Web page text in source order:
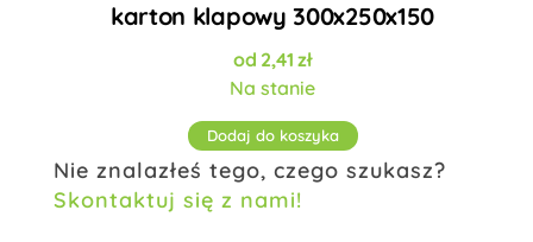
karton klapowy 300x250x150
2,41zł
Na stanie
Dodaj do koszyka
Nie znalazłeś tego, czego szukasz?
Skontaktuj się z nami!